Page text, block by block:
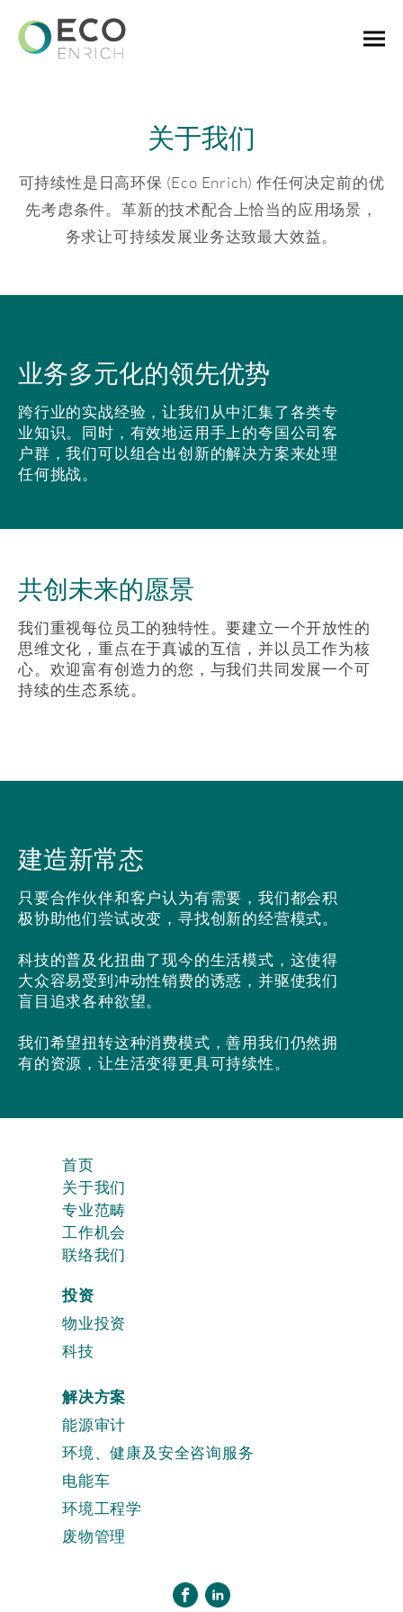
关于我们
可持续性是日高环保 (Eco Enrich) 作任何决定前的优
先考虑条件。革新的技术配合上恰当的应用场景，
务求让可持续发展业务达致最大效益。
业务多元化的领先优势
跨行业的实战经验，让我们从中汇集了各类专
业知识。同时，有效地运用手上的夸国公司客
户群，我们可以组合出创新的解决方案来处理
任何挑战。
共创未来的愿景
我们重视每位员工的独特性。要建立一个开放性的
思维文化，重点在于真诚的互信，并以员工作为核
心。欢迎富有创造力的您，与我们共同发展一个可
持续的生态系统。
建造新常态
只要合作伙伴和客户认为有需要，我们都会积
极协助他们尝试改变，寻找创新的经营模式。
科技的普及化扭曲了现今的生活模式，这使得
大众容易受到冲动性销费的诱惑，并驱使我们
盲目追求各种欲望。
我们希望扭转这种消费模式，善用我们仍然拥
有的资源，让生活变得更具可持续性。
投资
物业投资
科技
解决方案
能源审计
环境、健康及安全咨询服务
电能车
环境工程学
废物管理
首页
关于我们
专业范畴
工作机会
联络我们